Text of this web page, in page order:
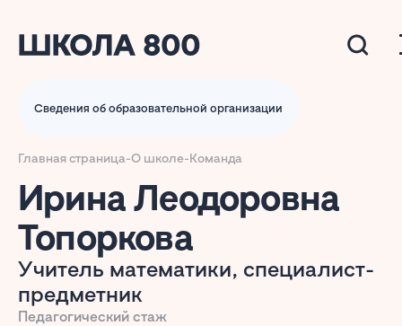
Сведения об образовательной организации
Главная страница-О школе-Команда
Ирина Леодоровна
Топоркова
Учитель математики, специалист-
предметник
Педагогический стаж